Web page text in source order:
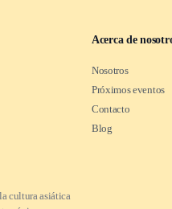
cultura asiática
Acerca de
Nosotros
Próximos eventos
Contacto
Blog